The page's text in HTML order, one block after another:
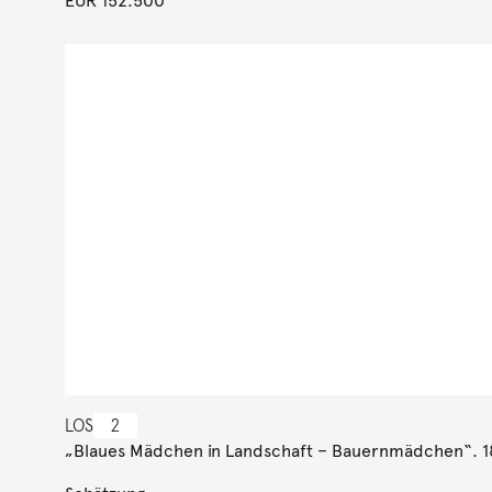
LOS 2
„Blaues Mädchen in Landschaft – Bauernmädchen“.